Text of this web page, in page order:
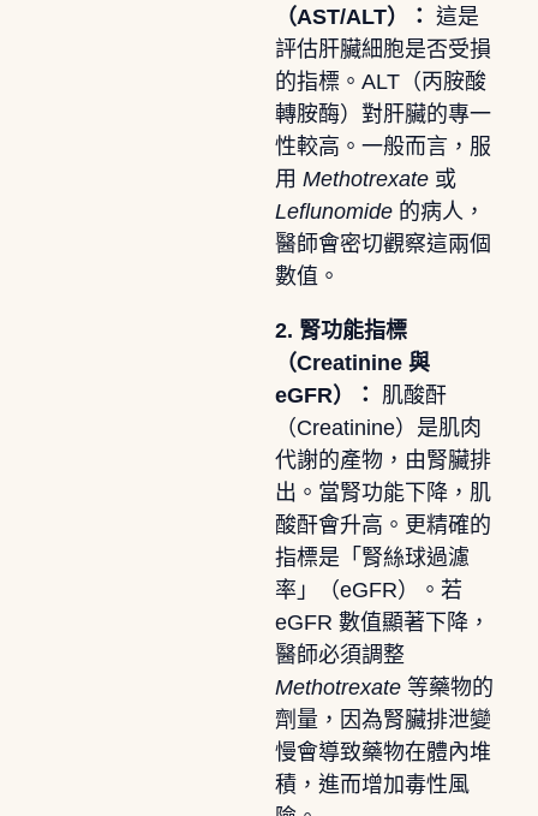
（AST/ALT）： 這是
評估肝臟細胞是否受損
的指標。ALT（丙胺酸
轉胺酶）對肝臟的專一
性較高。一般而言，服
用 Methotrexate或
Leflunomide的病人，
醫師會密切觀察這兩個
數值。
2. 腎功能指標
（Creatinine 與
eGFR）：
肌酸酐
（Creatinine）是肌肉
代謝的產物，由腎臟排
出。當腎功能下降，肌
酸酐會升高。更精確的
指標是「腎絲球過濾
率」（eGFR）。若
eGFR 數值顯著下降，
醫師必須調整
Methotrexate等藥物的
劑量，因為腎臟排泄變
慢會導致藥物在體內堆
積，進而增加毒性風